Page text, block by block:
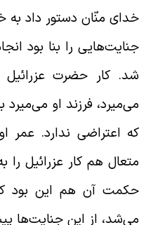
منّان دستور داد به
را بنا بود
کار حضرت عزرائیل
فرزند او می‌میرد
اعتراضی ندارد. عمر
هم کار عزرائیل را
آن هم این بود که
از این جنایت‌ها